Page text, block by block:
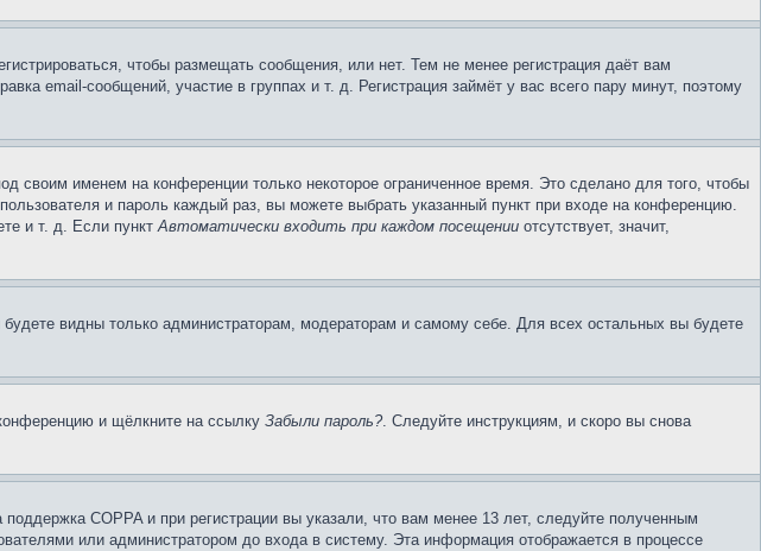
чтобы размещать сообщения, или нет. Тем не менее регистрация даёт вам
email-сообщений, участие в группах и т. д. Регистрация займёт у вас всего пару минут, поэтому
своим именем на конференции только некоторое ограниченное время. Это сделано для того, чтобы
и пароль каждый раз, вы можете выбрать указанный пункт при входе на конференцию.
и т. д. Если пунктАвтоматически входить при каждом посещении отсутствует, значит,
видны только администраторам, модераторам и самому себе. Для всех остальных вы будете
и щёлкните на ссылку Забыли пароль?. Следуйте инструкциям, и скоро вы снова
COPPA и при регистрации вы указали, что вам менее 13 лет, следуйте полученным
или администратором до входа в систему. Эта информация отображается в процессе